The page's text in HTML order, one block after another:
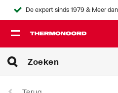
De expert sinds 1979 & Meer